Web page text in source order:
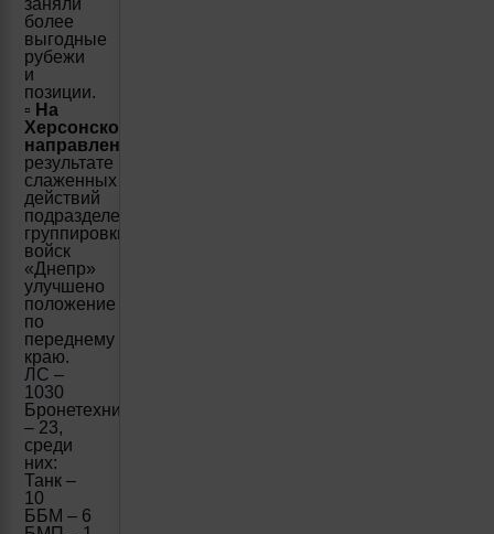
заняли
более
выгодные
рубежи
и
позиции.
▫️ На
Херсонском
направлении
результате
слаженных
действий
подразделений
группировки
войск
«Днепр»
улучшено
положение
по
переднему
краю.
ЛС –
1030
Бронетехника
– 23,
среди
них:
Танк –
10
ББМ – 6